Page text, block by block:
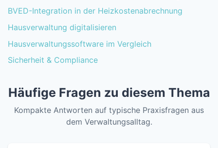
BVED-Integration in der Heizkostenabrechnung
Hausverwaltung digitalisieren
Hausverwaltungssoftware im Vergleich
Sicherheit & Compliance
Häufige Fragen zu diesem Thema
Kompakte Antworten auf typische Praxisfragen aus
dem Verwaltungsalltag.